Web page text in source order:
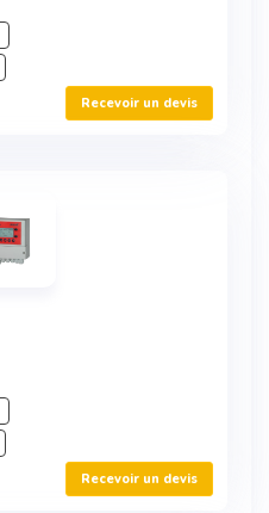
Recevoir un devis
Recevoir un devis